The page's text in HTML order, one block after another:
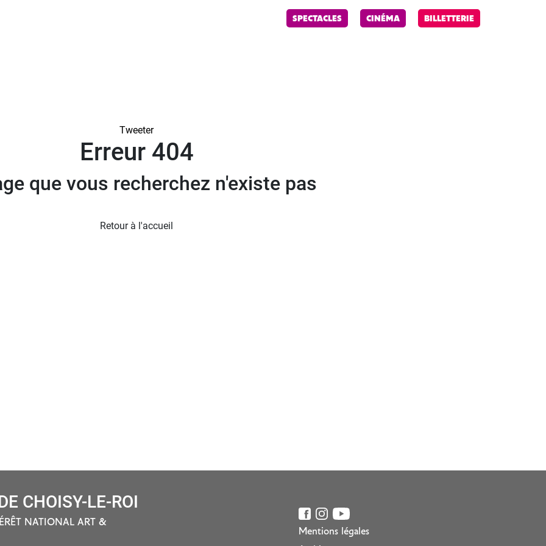
SPECTACLES CINÉMA BILLETTERIE
Tweeter
Erreur 404
que vous recherchez n'existe pas
Retour à l'accueil
CHOISY-LE-ROI
NATIONAL ART &
Mentions légales